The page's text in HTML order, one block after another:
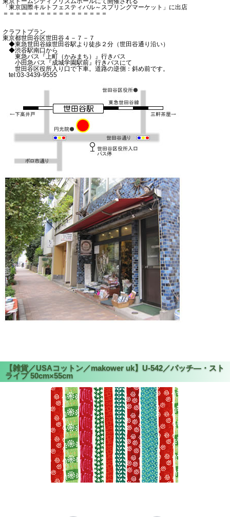
「東京国際キルトフェスティバル～スプリングマーケット」に出店
＝＝＝＝＝＝＝＝＝＝＝＝＝＝＝＝＝
クラフトプラン
東京都世田谷区世田谷４－７－７
◆東急世田谷線世田谷駅より徒歩２分（世田谷通り沿い）
◆渋谷駅南口から
東急バス『上町（かみまち）』行きバス
小田急バス『成城学園駅前』行きバスにて
世田谷区役所入り口で下車。道路の逆側：斜め前です。
tel:03-3439-9555